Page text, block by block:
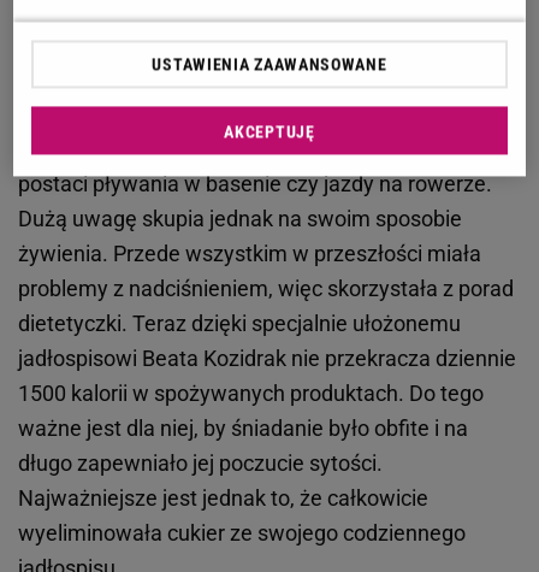
Mogłoby się wydawać, że sekretem takiej figury,
jaką może pochwalić się Beata Kozidrak, są ostra
dieta i katorżnicze treningi. Nic bardziej mylnego!
Okazuje się, że artystka preferuje lekkie ćwiczenia w
postaci pływania w basenie czy jazdy na rowerze.
Dużą uwagę skupia jednak na swoim sposobie
żywienia. Przede wszystkim w przeszłości miała
problemy z nadciśnieniem, więc skorzystała z porad
dietetyczki. Teraz dzięki specjalnie ułożonemu
jadłospisowi Beata Kozidrak nie przekracza dziennie
1500 kalorii w spożywanych produktach. Do tego
ważne jest dla niej, by śniadanie było obfite i na
długo zapewniało jej poczucie sytości.
Najważniejsze jest jednak to, że całkowicie
wyeliminowała cukier ze swojego codziennego
USTAWIENIA ZAAWANSOWANE
AKCEPTUJĘ